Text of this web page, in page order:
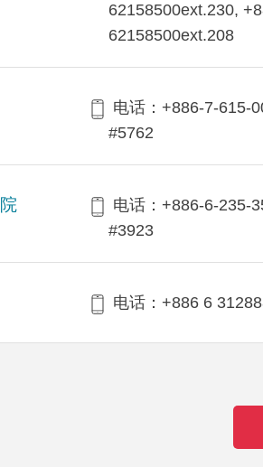
62158500ext.230,
62158500ext.208
电话：+886-7-615-
#5762
电话：+886-6-235-
#3923
电话：+886 6